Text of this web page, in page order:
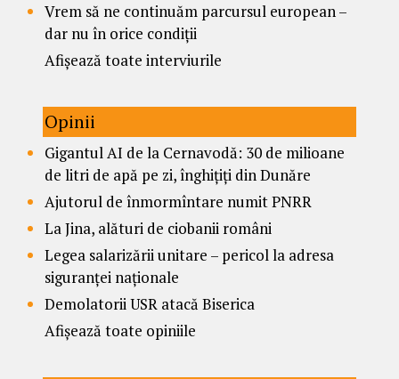
Vrem să ne continuăm parcursul european –
dar nu în orice condiții
Afișează toate interviurile
Opinii
Gigantul AI de la Cernavodă: 30 de milioane
de litri de apă pe zi, înghițiți din Dunăre
Ajutorul de înmormîntare numit PNRR
La Jina, alături de ciobanii români
Legea salarizării unitare – pericol la adresa
siguranței naționale
Demolatorii USR atacă Biserica
Afișează toate opiniile